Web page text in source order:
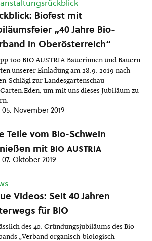
Biofest mit
„40 Jahre Bio-
in Oberösterreich“
100 BIO AUSTRIA Bäuerinnen und Bauern
unserer Einladung am 28.9. 2019 nach
Schlägl zur Landesgartenschau
um mit uns dieses Jubiläum zu
05. November 2019
Teile vom Bio-Schwein
mit bio austria
07. Oktober 2019
Videos: Seit 40 Jahren
für BIO
des 40. Gründungsjubiläums des Bio-
„Verband organisch-biologisch